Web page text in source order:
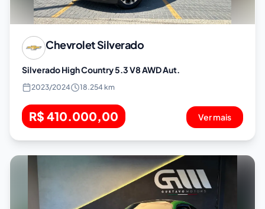
ChevroletSilverado
Silverado High Country 5.3 V8 AWD Aut.
2023/2024 18.254 km
R$ 410.000,00 Ver mais